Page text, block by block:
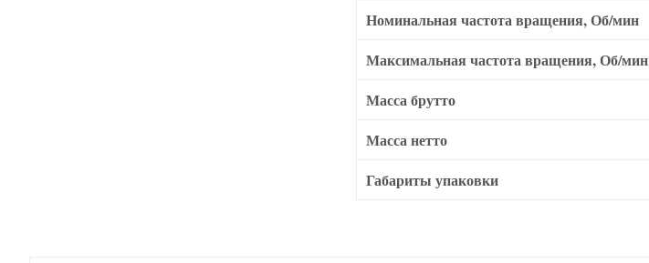
Номинальная частота вращения, Об/мин
Максимальная частота вращения, Об/мин
Масса брутто
Масса нетто
Габариты упаковки